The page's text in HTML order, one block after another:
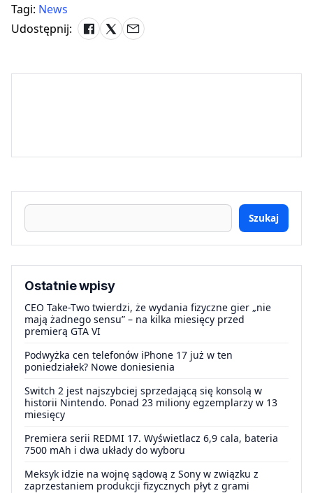
Tagi: News
Udostępnij:
Szukaj
Ostatnie wpisy
CEO Take-Two twierdzi, że wydania fizyczne gier „nie
mają żadnego sensu” – na kilka miesięcy przed
premierą GTA VI
Podwyżka cen telefonów iPhone 17 już w ten
poniedziałek? Nowe doniesienia
Switch 2 jest najszybciej sprzedającą się konsolą w
historii Nintendo. Ponad 23 miliony egzemplarzy w 13
miesięcy
Premiera serii REDMI 17. Wyświetlacz 6,9 cala, bateria
7500 mAh i dwa układy do wyboru
Meksyk idzie na wojnę sądową z Sony w związku z
zaprzestaniem produkcji fizycznych płyt z grami